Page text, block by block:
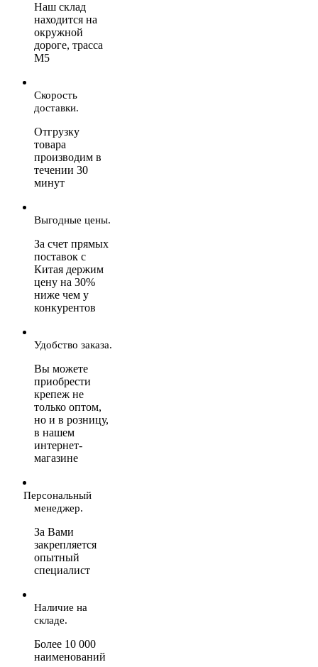
Наш склад
находится на
окружной
дороге, трасса
М5
Скорость
доставки.
Отгрузку
товара
производим в
течении 30
минут
Выгодные цены.
За счет прямых
поставок с
Китая держим
цену на 30%
ниже чем у
конкурентов
Удобство заказа.
Вы можете
приобрести
крепеж не
только оптом,
но и в розницу,
в нашем
интернет-
магазине
Персональный
менеджер.
За Вами
закрепляется
опытный
специалист
Наличие на
складе.
Более 10 000
наименований